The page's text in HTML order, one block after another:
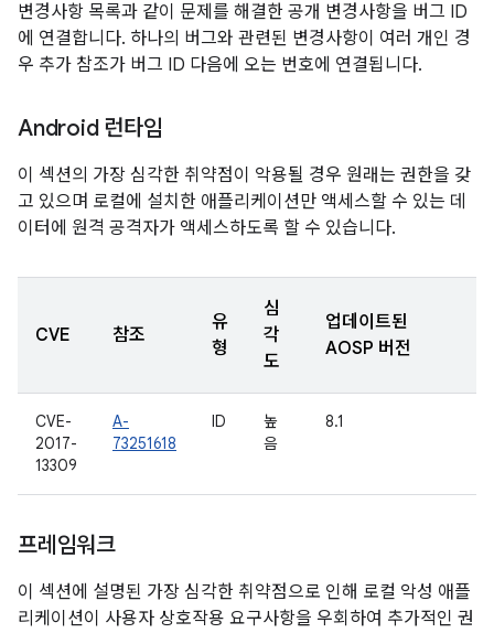
변경사항 목록과 같이 문제를 해결한 공개 변경사항을 버그 ID
에 연결합니다. 하나의 버그와 관련된 변경사항이 여러 개인 경
우 추가 참조가 버그 ID 다음에 오는 번호에 연결됩니다.
Android 런타임
이 섹션의 가장 심각한 취약점이 악용될 경우 원래는 권한을 갖
고 있으며 로컬에 설치한 애플리케이션만 액세스할 수 있는 데
이터에 원격 공격자가 액세스하도록 할 수 있습니다.
CVE 참조
유
형
심
각
도
업데이트된
AOSP 버전
CVE-
2017-
13309
A-
73251618
ID
높
음
8.1
프레임워크
이 섹션에 설명된 가장 심각한 취약점으로 인해 로컬 악성 애플
리케이션이 사용자 상호작용 요구사항을 우회하여 추가적인 권